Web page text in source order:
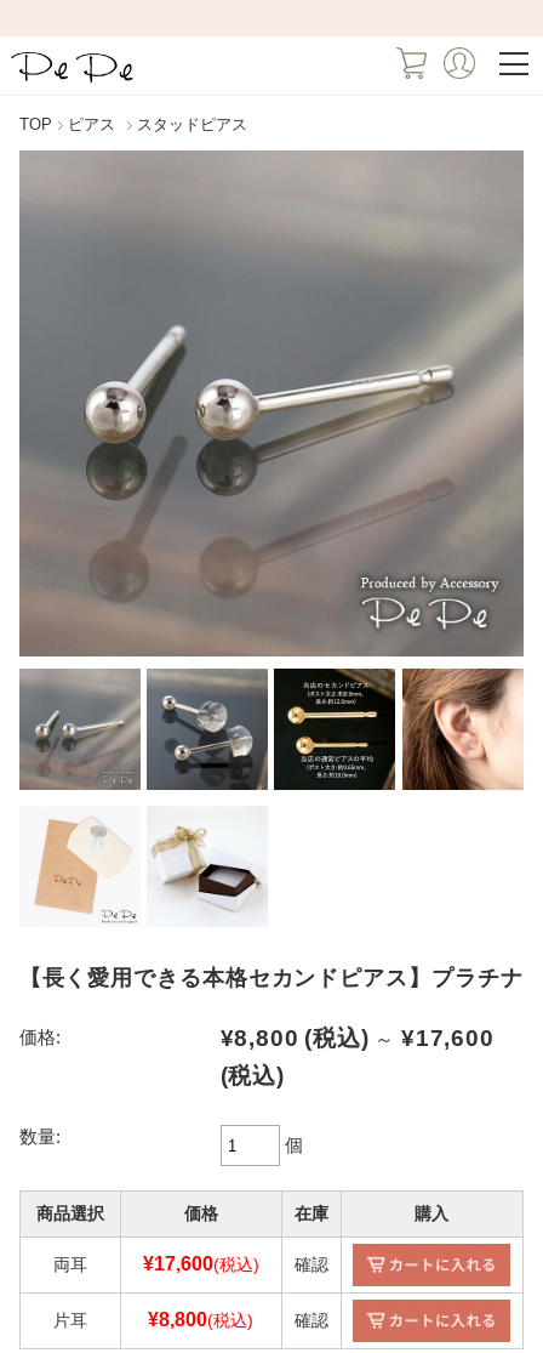
TOP ピアス スタッドピアス
【長く愛用できる本格セカンドピアス】プラチナ
価格: ¥8,800 (税込) ～ ¥17,600
(税込)
数量: 個
商品選択 価格 在庫 購入
両耳 ¥17,600(税込) 確認
片耳 ¥8,800(税込) 確認